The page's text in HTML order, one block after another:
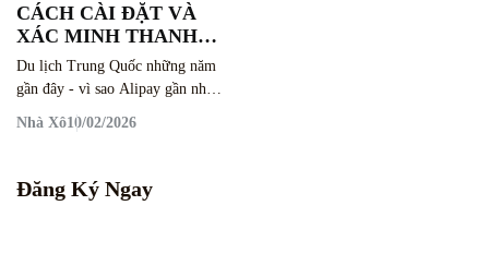
CÁCH CÀI ĐẶT VÀ
XÁC MINH THANH
TOÁN ALIPAY (支付
宝) KHI ĐI TRUNG
QUỐC MỚI NHẤT
NĂM 2026
Du lịch Trung Quốc những năm
gần đây - vì sao Alipay gần như
là ứng dụng bắt buộc và đăng ký
Nhà Xô10/02/2026
Đăng Ký Ngay